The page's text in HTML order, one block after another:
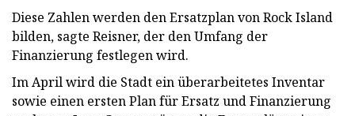
Diese Zahlen werden den Ersatzplan von Rock Island
bilden, sagte Reisner, der den Umfang der
Finanzierung festlegen wird.
Im April wird die Stadt ein überarbeitetes Inventar
sowie einen ersten Plan für Ersatz und Finanzierung